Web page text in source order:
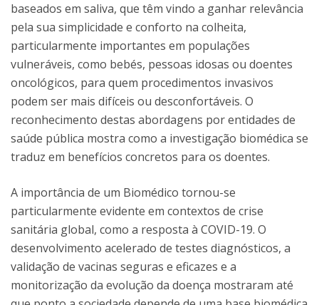
baseados em saliva, que têm vindo a ganhar relevância
pela sua simplicidade e conforto na colheita,
particularmente importantes em populações
vulneráveis, como bebés, pessoas idosas ou doentes
oncológicos, para quem procedimentos invasivos
podem ser mais difíceis ou desconfortáveis. O
reconhecimento destas abordagens por entidades de
saúde pública mostra como a investigação biomédica se
traduz em benefícios concretos para os doentes.
A importância de um Biomédico tornou-se
particularmente evidente em contextos de crise
sanitária global, como a resposta à COVID-19. O
desenvolvimento acelerado de testes diagnósticos, a
validação de vacinas seguras e eficazes e a
monitorização da evolução da doença mostraram até